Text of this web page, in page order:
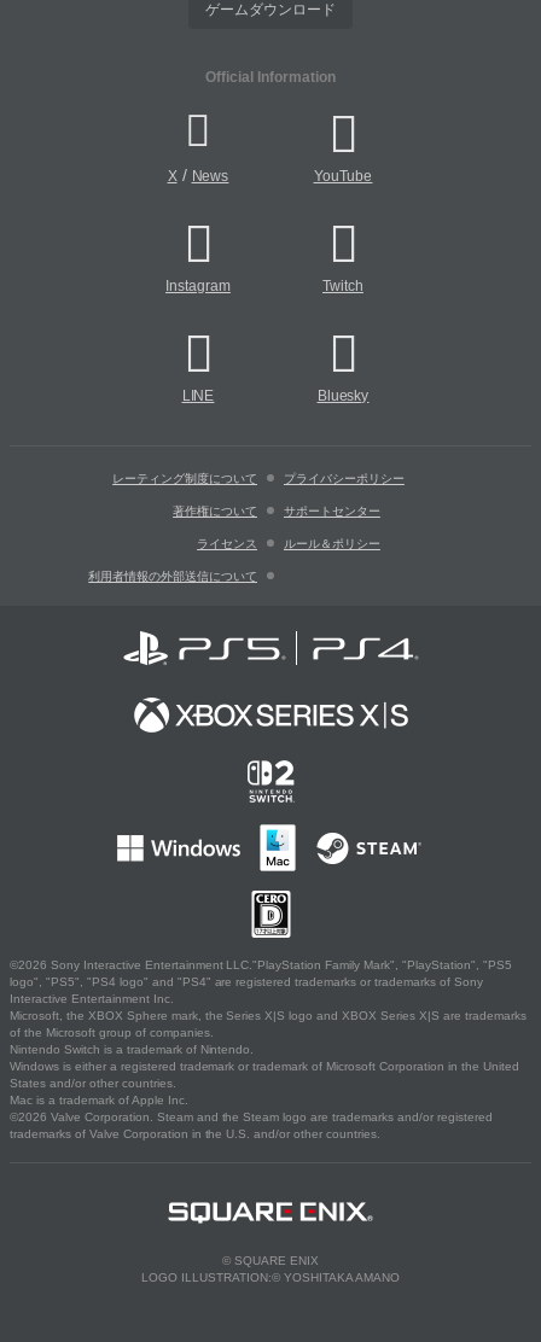
ゲームダウンロード
Official Information
X/ News YouTube
Instagram Twitch
LINE Bluesky
レーティング制度について プライバシーポリシー
著作権について サポートセンター
ライセンス ルール＆ポリシー
利用者情報の外部送信について
©2026 Sony Interactive Entertainment LLC."PlayStation Family Mark", "PlayStation", "PS5
logo", "PS5", "PS4 logo" and "PS4" are registered trademarks or trademarks of Sony
Interactive Entertainment Inc.
Microsoft, the XBOX Sphere mark, the Series X|S logo and XBOX Series X|S are trademarks
of the Microsoft group of companies.
Nintendo Switch is a trademark of Nintendo.
Windows is either a registered trademark or trademark of Microsoft Corporation in the United
States and/or other countries.
Mac is a trademark of Apple Inc.
©2026 Valve Corporation. Steam and the Steam logo are trademarks and/or registered
trademarks of Valve Corporation in the U.S. and/or other countries.
© SQUARE ENIX
LOGO ILLUSTRATION:© YOSHITAKA AMANO